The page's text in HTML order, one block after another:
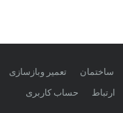
ساختمان تعمیر وبازسازی
ارتباط حساب کاربری